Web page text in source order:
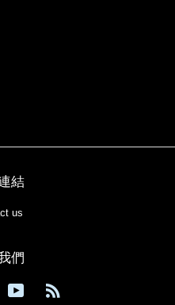
結
us
們
YouTube